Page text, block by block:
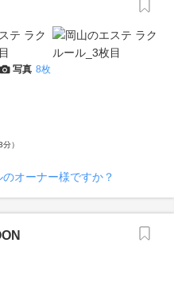
写真 8枚
）
オーナー様ですか？